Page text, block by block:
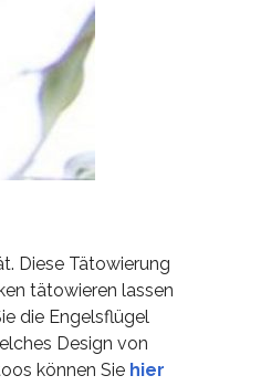
Diese Tätowierung
tätowieren lassen
die Engelsflügel
Design von
können Sie hier